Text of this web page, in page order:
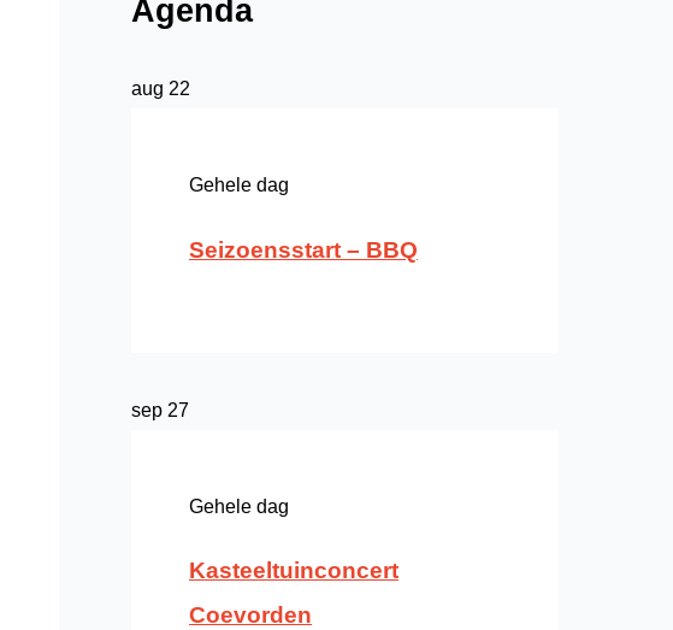
Agenda
aug 22
Gehele dag
Seizoensstart – BBQ
sep 27
Gehele dag
Kasteeltuinconcert
Coevorden